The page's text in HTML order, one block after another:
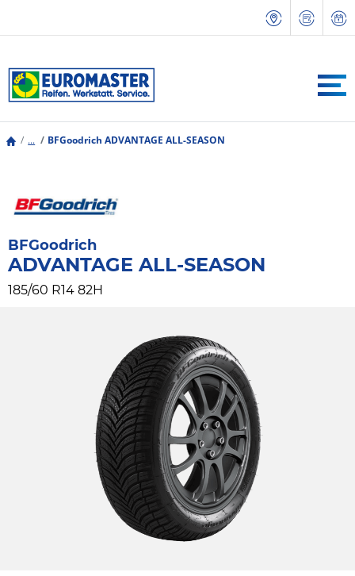
... BFGoodrich ADVANTAGE ALL-SEASON
BFGoodrich
ADVANTAGE ALL-SEASON
185/60 R14 82H